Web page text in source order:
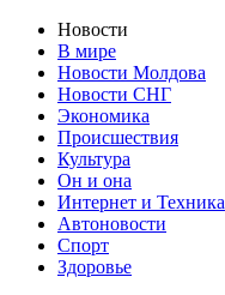
Новости
В мире
Новости Молдова
Новости СНГ
Экономика
Происшествия
Культура
Он и она
Интернет и Техника
Автоновости
Спорт
Здоровье